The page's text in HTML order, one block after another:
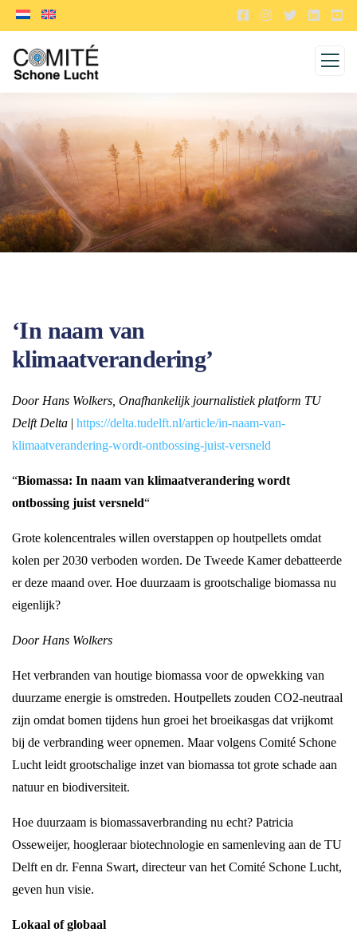
‘In naam van
klimaatverandering’
Door Hans Wolkers, Onafhankelijk journalistiek platform TU
Delft Delta | https://delta.tudelft.nl/article/in-naam-van-
klimaatverandering-wordt-ontbossing-juist-versneld
“Biomassa: In naam van klimaatverandering wordt
ontbossing juist versneld“
Grote kolencentrales willen overstappen op houtpellets omdat
kolen per 2030 verboden worden. De Tweede Kamer debatteerde
er deze maand over. Hoe duurzaam is grootschalige biomassa nu
eigenlijk?
Door Hans Wolkers
Het verbranden van houtige biomassa voor de opwekking van
duurzame energie is omstreden. Houtpellets zouden CO2-neutraal
zijn omdat bomen tijdens hun groei het broeikasgas dat vrijkomt
bij de verbranding weer opnemen. Maar volgens Comité Schone
Lucht leidt grootschalige inzet van biomassa tot grote schade aan
natuur en biodiversiteit.
Hoe duurzaam is biomassaverbranding nu echt? Patricia
Osseweijer, hoogleraar biotechnologie en samenleving aan de TU
Delft en dr. Fenna Swart, directeur van het Comité Schone Lucht,
geven hun visie.
Lokaal of globaal